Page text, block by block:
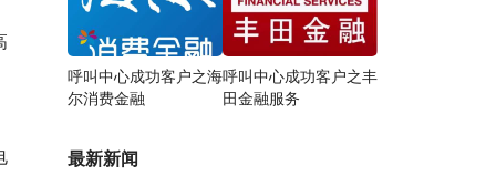
呼叫中心成功客户之海
尔消费金融
呼叫中心成功客户之丰
田金融服务
最新新闻